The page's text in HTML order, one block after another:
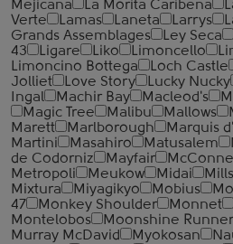
Mejicana
La Morita Caribena
Verte
Lamas Laneta Larrys
Grands Assemblages
Ley Seca
43
Ligare Liko Limoncello
Limoncino Bottega
Loch Castle
Jolliet
Love Story Lucky Nucky
Ingal
Machir Bay Macleod's
Magic Tree
Malibu Mallows
Marett
Marlborough Marquis
Martini
Masahiro Matusalem
de Codorniz
Mayfair
Metropoli
Meukow Midai
Mixtura
Miyagikyo Mobius
47
Monkey Shoulder Monnet
Montelobos
Moonshine
Murray McDavid
Myokosan